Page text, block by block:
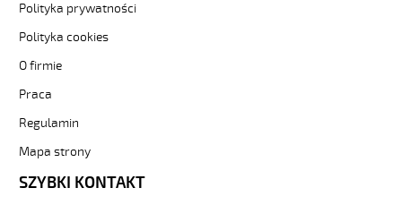
numerowane-
bezh-
82366
Sterownicze
elastyczne.
JZ-
600
HMH
Polityka prywatności
Polityka cookies
O firmie
Praca
Regulamin
Mapa strony
SZYBKI KONTAKT